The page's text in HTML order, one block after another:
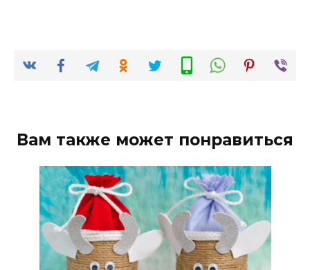
Вам также может понравиться